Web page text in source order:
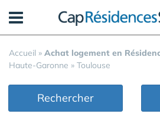
Accueil » Achat logement en
Haute-Garonne » Toulouse
Rechercher